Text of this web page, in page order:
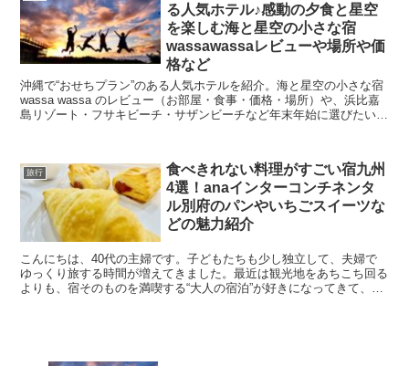
る人気ホテル♪感動の夕食と星空
を楽しむ海と星空の小さな宿
wassawassaレビューや場所や価
格など
沖縄で“おせちプラン”のある人気ホテルを紹介。海と星空の小さな宿
wassa wassa のレビュー（お部屋・食事・価格・場所）や、浜比嘉
島リゾート・フサキビーチ・サザンビーチなど年末年始に選びたい宿
旅行
食べきれない料理がすごい宿九州
4選！anaインターコンチネンタ
ル別府のパンやいちごスイーツな
どの魅力紹介
こんにちは、40代の主婦です。子どもたちも少し独立して、夫婦で
ゆっくり旅する時間が増えてきました。最近は観光地をあちこち回る
よりも、宿そのものを満喫する“大人の宿泊”が好きになってきて、特